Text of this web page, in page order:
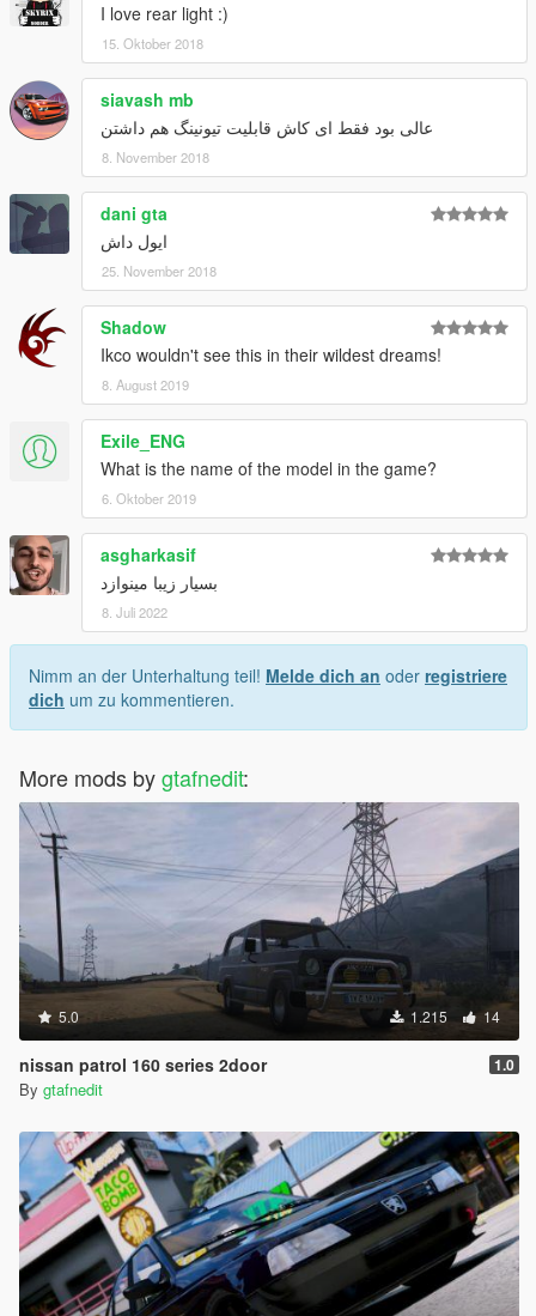
I love rear light :)
15. Oktober 2018
siavash mb
عالی بود فقط ای کاش قابلیت تیونینگ هم داشتن
8. November 2018
dani gta
ایول داش
25. November 2018
Shadow
Ikco wouldn't see this in their wildest dreams!
8. August 2019
Exile_ENG
What is the name of the model in the game?
6. Oktober 2019
asgharkasif
بسیار زیبا مینوازد
8. Juli 2022
Nimm an der Unterhaltung teil! Melde dich an oder registriere
dich um zu kommentieren.
More mods bygtafnedit:
5.0 1.215 14
nissan patrol 160 series 2door 1.0
By gtafnedit